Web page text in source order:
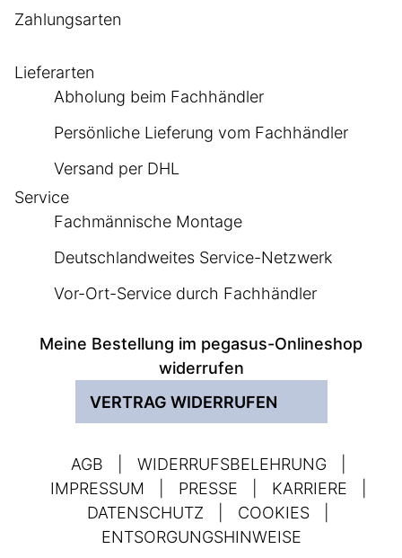
Zahlungsarten
Lieferarten
Abholung beim Fachhändler
Persönliche Lieferung vom Fachhändler
Versand per DHL
Service
Fachmännische Montage
Deutschlandweites Service-Netzwerk
Vor-Ort-Service durch Fachhändler
Meine Bestellung im pegasus-Onlineshop
widerrufen
VERTRAG WIDERRUFEN
AGB WIDERRUFSBELEHRUNG
IMPRESSUM
PRESSE KARRIERE
DATENSCHUTZ
COOKIES
ENTSORGUNGSHINWEISE